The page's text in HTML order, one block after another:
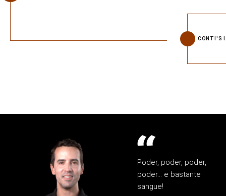
CONTI'S
Poder, poder, poder,
poder… e bastante
sangue!